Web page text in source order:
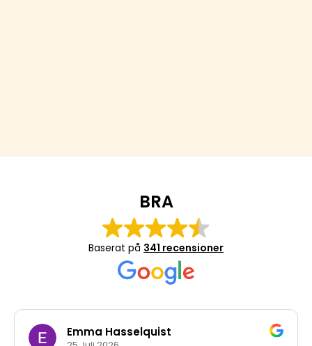
BRA
Baserat på 341 recensioner
Emma Hasselquist